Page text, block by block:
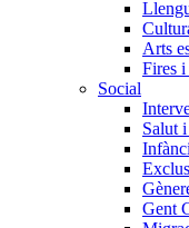
Arts
Fires i
Social
Salut
Gent